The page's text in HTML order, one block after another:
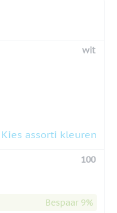
wit
Kies assorti kleuren
100
Bespaar 9%